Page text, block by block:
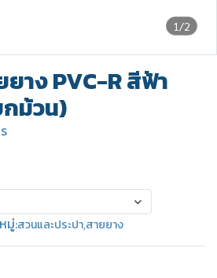
1/2
าง PVC-R สีฟ้า
ม้วน)
มู่:สวนและประปา,สายยาง